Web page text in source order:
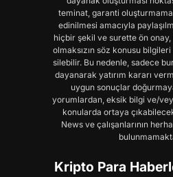
teminat, garanti
edinilmesi amacıyla
hiçbir şekil ve surette ön
olmaksızın söz konusu
silebilir. Bu nedenle, sadece
dayanarak yatırım kararı
uygun sonuçlar
yorumlardan, eksik bilgi ve/
konularda ortaya
News ve çalışanlarının
Kripto Para